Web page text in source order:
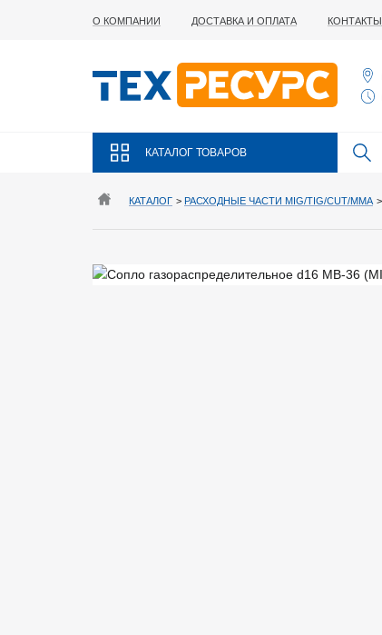
О КОМПАНИИ ДОСТАВКА И ОПЛАТА КОНТАКТЫ
КАТАЛОГ ТОВАРОВ
КАТАЛОГ > РАСХОДНЫЕ ЧАСТИ MIG/TIG/CUT/MMA >